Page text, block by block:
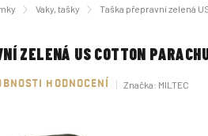
Vaky, tašky Taška přepravní zelená
ZELENÁ US COTTON
HODNOCENÍ Značka: MILTEC